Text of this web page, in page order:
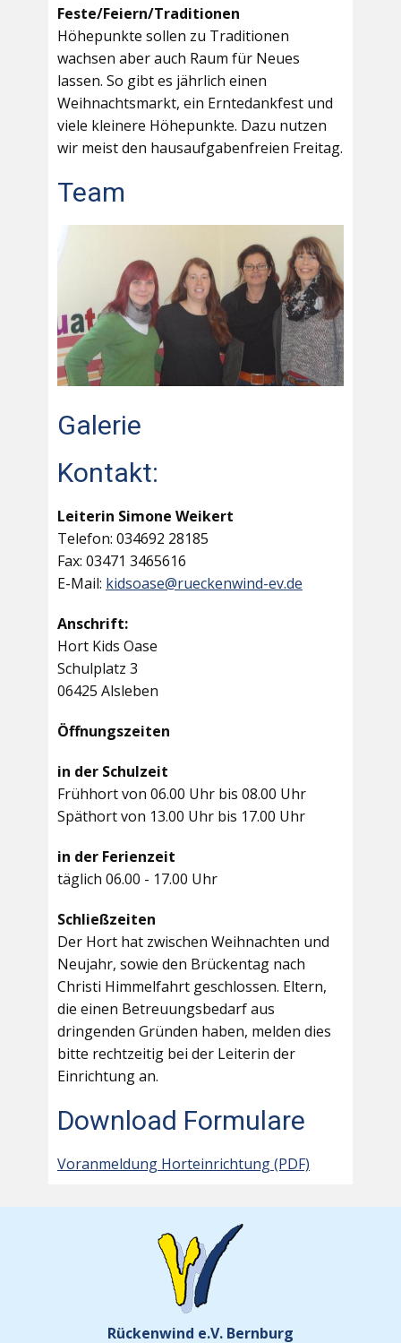
Feste/Feiern/Traditionen
Höhepunkte sollen zu Traditionen
wachsen aber auch Raum für Neues
lassen. So gibt es jährlich einen
Weihnachtsmarkt, ein Erntedankfest und
viele kleinere Höhepunkte. Dazu nutzen
wir meist den hausaufgabenfreien Freitag.
Team
Galerie
Kontakt:
Leiterin Simone Weikert
Telefon: 034692 28185
Fax: 03471 3465616
E-Mail: kidsoase@rueckenwind-ev.de
Anschrift:
Hort Kids Oase
Schulplatz 3
06425 Alsleben
Öffnungszeiten
in der Schulzeit
Frühhort von 06.00 Uhr bis 08.00 Uhr
Späthort von 13.00 Uhr bis 17.00 Uhr
in der Ferienzeit
täglich 06.00 - 17.00 Uhr
Schließzeiten
Der Hort hat zwischen Weihnachten und
Neujahr, sowie den Brückentag nach
Christi Himmelfahrt geschlossen. Eltern,
die einen Betreuungsbedarf aus
dringenden Gründen haben, melden dies
bitte rechtzeitig bei der Leiterin der
Einrichtung an.
Download Formulare
Voranmeldung Horteinrichtung (PDF)
Rückenwind e.V. Bernburg